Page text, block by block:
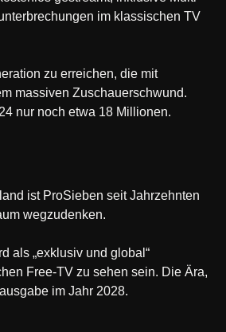
im klassischen TV
zu erreichen, die mit
massiven Zuschauerschwund.
nur noch etwa 18 Millionen.
ist ProSieben seit Jahrzehnten
wegzudenken.
als „exklusiv und global“
Free-TV zu sehen sein. Die Ära,
im Jahr 2028.